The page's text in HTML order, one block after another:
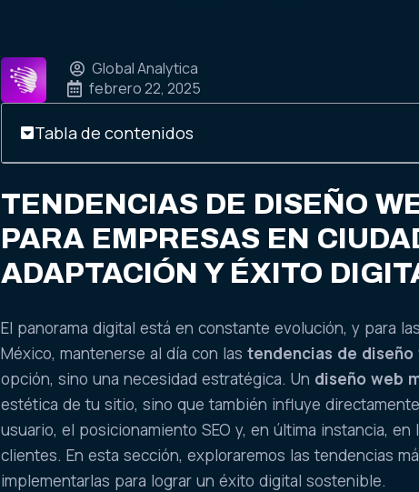
Global Analytica
febrero 22, 2025
Tabla de contenidos
TENDENCIAS DE DISEÑO
PARA EMPRESAS EN
ADAPTACIÓN Y ÉXITO
El panorama digital está en constante evolución, y para
México, mantenerse al día con lastendencias de diseño
opción, sino una necesidad estratégica. Un diseño web
estética de tu sitio, sino que también influye
usuario, el posicionamiento SEO y, en última instancia,
clientes. En esta sección, exploraremos las tendencias
implementarlas para lograr un éxito digital sostenible.